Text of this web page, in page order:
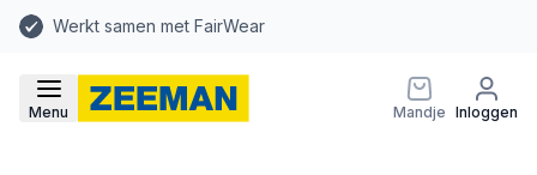
Werkt samen met FairWear
Menu Mandje Inloggen